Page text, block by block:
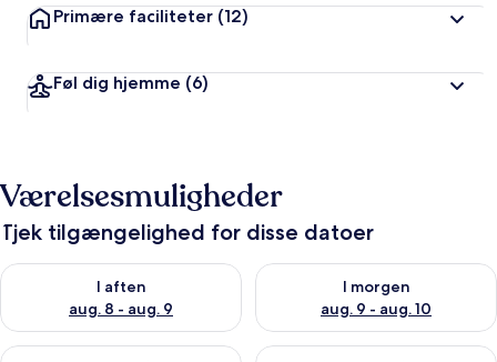
Primære faciliteter (12)
Føl dig hjemme (6)
Værelsesmuligheder
Tjek tilgængelighed for disse datoer
I aften
aug. 8 - aug. 9
Tjek tilgængelighed for i aften aug. 8 - aug. 9
I morgen
aug. 9 - aug. 10
Tjek tilgængelighed for i
Tjek tilgængelighed for denne weekend aug. 14 - aug. 16
Tjek tilgængelighed for næste